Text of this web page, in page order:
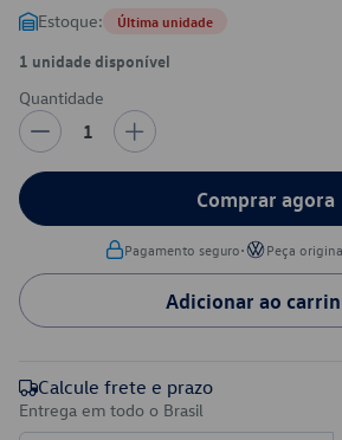
Estoque: Última unidade
1 unidade disponível
Quantidade
1
Comprar agora
Pagamento seguro• Peça
Adicionar ao
Calcule frete e prazo
Entrega em todo o Brasil